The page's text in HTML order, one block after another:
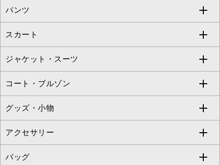
カットソー・Tシャツ
ブラウス・シャツ
ニット・セーター
カーディガン
アンサンブルセット
ベスト・ジレ
パーカー
すべてのワンピース・ドレス
ワンピース
ドレス
チュニック
ジャンパースカート
その他のワンピース・ドレス
パンツ
すべてのパンツ
フルレングスパンツ
クロップド・半端丈パンツ
ガウチョ・ワイドパンツ
ハーフ・ショート丈パンツ
サロペット・オールインワン
スカート
すべてのスカート
ロング・マキシ丈スカート
ひざ丈スカート
ミモレ丈スカート
ショート・ミニ丈スカート
ジャケット・スーツ
すべてのジャケット・スーツ
テーラードジャケット
ノーカラージャケット
セットアップ
コート・ブルゾン
すべてのコート・ブルゾン
トレンチコート
ピーコート
グッズ・小物
すべてのグッズ・小物
マスク
アクセサリー
すべてのアクセサリー
バッグ